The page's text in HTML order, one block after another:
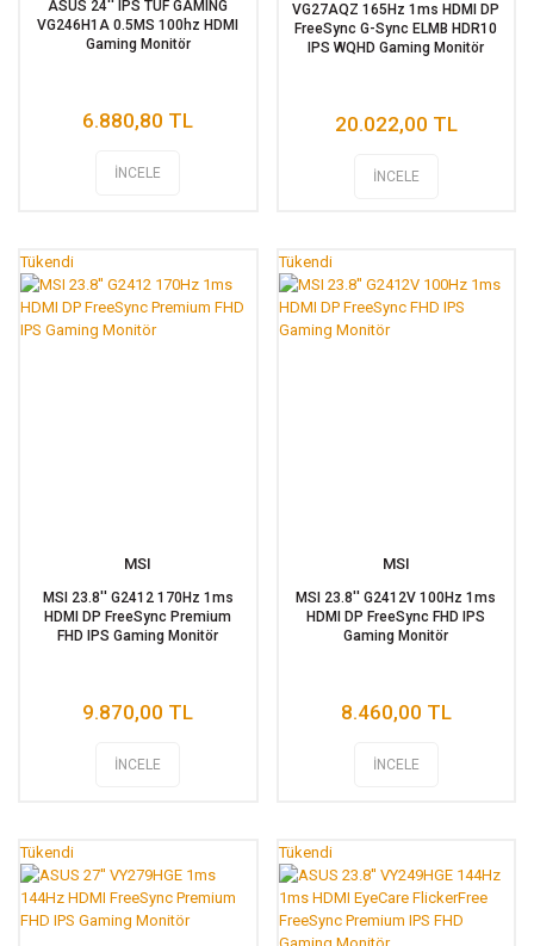
ASUS 24'' IPS TUF GAMING
VG246H1A 0.5MS 100hz HDMI
Gaming Monitör
6.880,80 TL
İNCELE
VG27AQZ 165Hz 1ms HDMI DP
FreeSync G-Sync ELMB HDR10
IPS WQHD Gaming Monitör
20.022,00 TL
İNCELE
Tükendi
MSI
MSI 23.8'' G2412 170Hz 1ms
HDMI DP FreeSync Premium
FHD IPS Gaming Monitör
9.870,00 TL
İNCELE
Tükendi
MSI
MSI 23.8'' G2412V 100Hz 1ms
HDMI DP FreeSync FHD IPS
Gaming Monitör
8.460,00 TL
İNCELE
Tükendi Tükendi